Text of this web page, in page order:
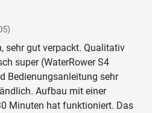
sehr gut verpackt. Qualitativ
super (WaterRower S4
Bedienungsanleitung sehr
Aufbau mit einer
Minuten hat funktioniert. Das